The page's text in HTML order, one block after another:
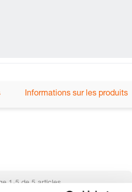
Informations sur les produits
1-5 de 5 articles